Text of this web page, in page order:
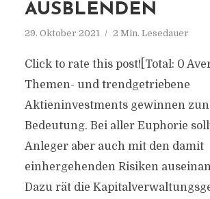
AUSBLENDEN
29. Oktober 2021 2 Min. Lesedauer
Click to rate this post![Total: 0
Themen- und trendgetriebene
Aktieninvestments gewinnen
Bedeutung. Bei aller Euphorie
Anleger aber auch mit den damit
einhergehenden Risiken
Dazu rät die